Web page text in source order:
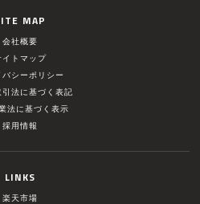
MAP
会社概要
イトマップ
バシーポリシー
引法に基づく表記
法に基づく表示
採用情報
LINKS
楽天市場